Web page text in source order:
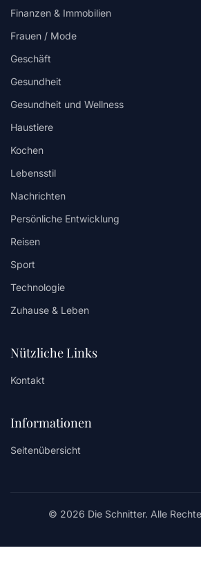
Finanzen & Immobilien
Frauen / Mode
Geschäft
Gesundheit
Gesundheit und Wellness
Haustiere
Kochen
Lebensstil
Nachrichten
Persönliche Entwicklung
Reisen
Sport
Technologie
Zuhause & Leben
Nützliche Links
Kontakt
Informationen
Seitenübersicht
© 2026 Die Schnitter. Alle